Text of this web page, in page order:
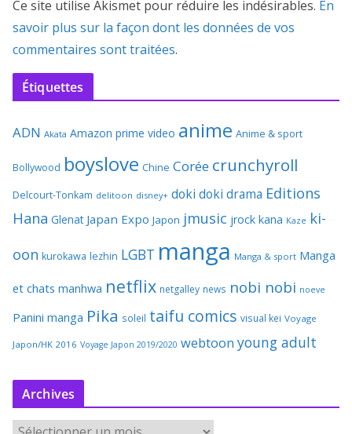
Ce site utilise Akismet pour réduire les indésirables. En
savoir plus sur la façon dont les données de vos
commentaires sont traitées.
Étiquettes
ADN Akata Amazon prime video anime Anime & sport
Bollywood boyslove Chine Corée crunchyroll
Delcourt-Tonkam delitoon disney+ doki doki drama Editions
Hana Glenat Japan Expo Japon jmusic jrock kana Kaze ki-
oon kurokawa lezhin LGBT manga Manga & sport Manga
et chats manhwa netflix netgalley news nobi nobi noeve
Panini manga Pika soleil taifu comics visual kei Voyage
Japon/HK 2016 Voyage Japon 2019/2020 webtoon young adult
Archives